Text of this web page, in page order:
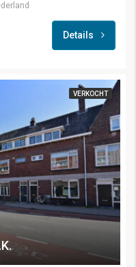
Details
VERKOCHT